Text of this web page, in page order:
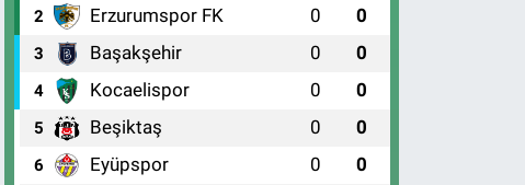
2 Erzurumspor FK 0 0
3 Başakşehir 0 0
4 Kocaelispor 0 0
5 Beşiktaş 0 0
6 Eyüpspor 0 0